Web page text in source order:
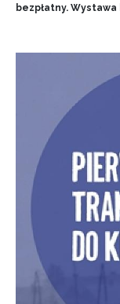
bezpłatny.